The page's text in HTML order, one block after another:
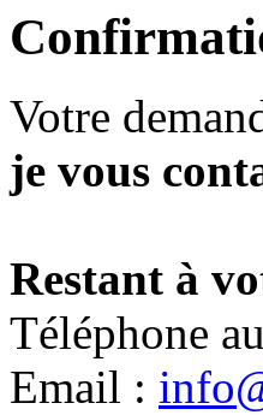
Votre
je vous
Restant à
Téléphone
Email :